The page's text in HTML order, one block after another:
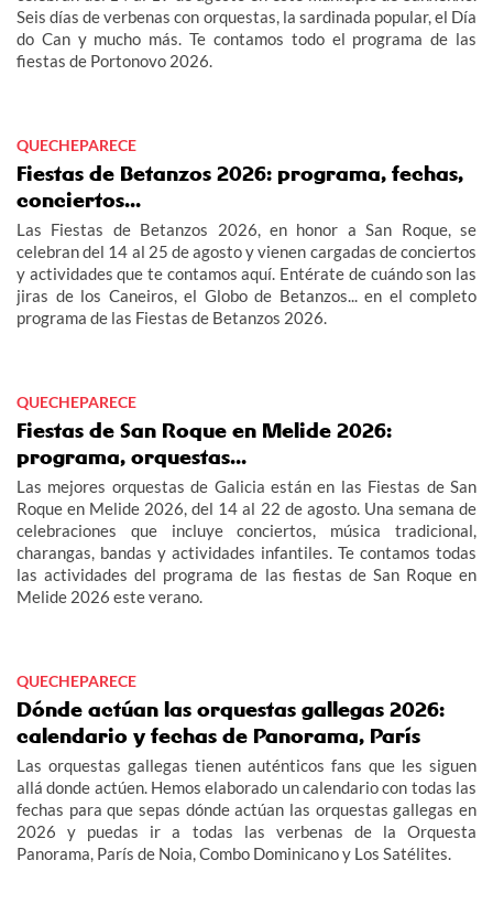
Seis días de verbenas con orquestas, la sardinada popular, el Día
do Can y mucho más. Te contamos todo el programa de las
fiestas de Portonovo 2026.
QUECHEPARECE
Fiestas de Betanzos 2026: programa, fechas,
conciertos...
Las Fiestas de Betanzos 2026, en honor a San Roque, se
celebran del 14 al 25 de agosto y vienen cargadas de conciertos
y actividades que te contamos aquí. Entérate de cuándo son las
jiras de los Caneiros, el Globo de Betanzos... en el completo
programa de las Fiestas de Betanzos 2026.
QUECHEPARECE
Fiestas de San Roque en Melide 2026:
programa, orquestas...
Las mejores orquestas de Galicia están en las Fiestas de San
Roque en Melide 2026, del 14 al 22 de agosto. Una semana de
celebraciones que incluye conciertos, música tradicional,
charangas, bandas y actividades infantiles. Te contamos todas
las actividades del programa de las fiestas de San Roque en
Melide 2026 este verano.
QUECHEPARECE
Dónde actúan las orquestas gallegas 2026:
calendario y fechas de Panorama, París
Las orquestas gallegas tienen auténticos fans que les siguen
allá donde actúen. Hemos elaborado un calendario con todas las
fechas para que sepas dónde actúan las orquestas gallegas en
2026 y puedas ir a todas las verbenas de la Orquesta
Panorama, París de Noia, Combo Dominicano y Los Satélites.